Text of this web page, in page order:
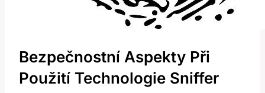
Bezpečnostní Aspekty Při
Použití Technologie Sniffer